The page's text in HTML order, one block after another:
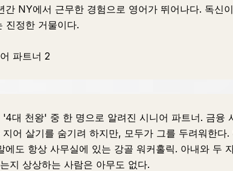
간 NY에서 근무한 경험으로 영어가 뛰어나다. 독신
진정한 거물이다.
어 파트너 2
'4대 천왕' 중 한 명으로 알려진 시니어 파트너. 금융
지어 살기를 숨기려 하지만, 모두가 그를 두려워한
에도 항상 사무실에 있는 강골 워커홀릭. 아내와 두
지 상상하는 사람은 아무도 없다.